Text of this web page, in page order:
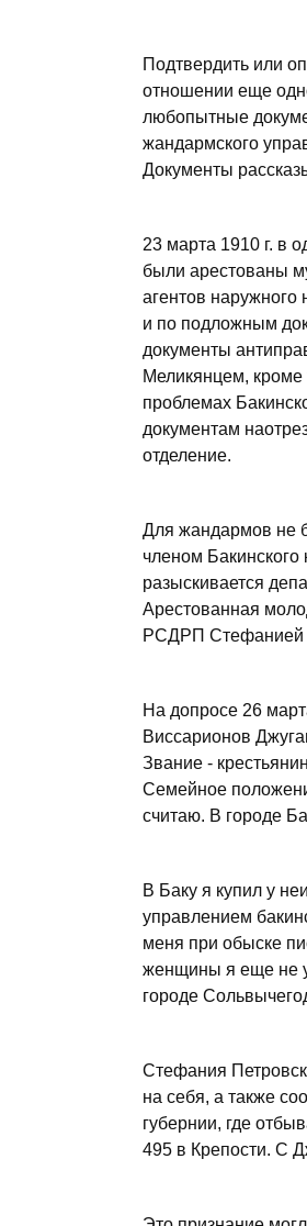
Подтвердить или
отношении еще
любопытные
жандармского
Документы
23 марта 1910 г. в
были арестованы
агентов
и по подложным
документы
Меликянцем, кроме
проблемах
документам
отделение.
Для жандармов не
членом
разыскивается
Арестованная
РСДРП Стефанией
На допросе 26
Виссарионов
Звание -
Семейное
считаю. В городе
В Баку я купил у
управлением
меня при обыске
женщины я еще не
городе
Стефания
на себя, а также
губернии, где
495 в Крепости. С